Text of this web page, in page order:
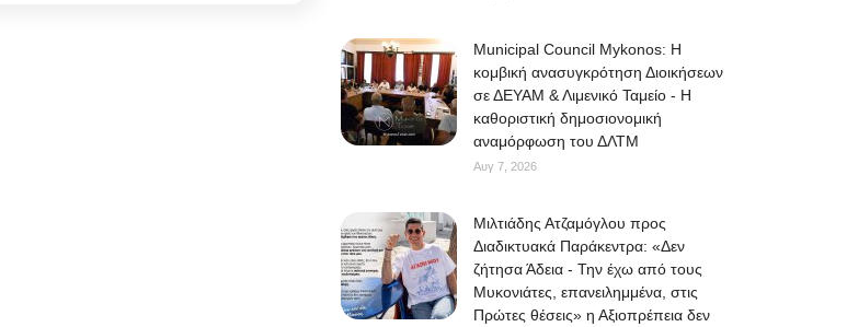
Municipal Council Mykonos: Η
κομβική ανασυγκρότηση Διοικήσεων
σε ΔΕΥΑΜ & Λιμενικό Ταμείο - Η
καθοριστική δημοσιονομική
αναμόρφωση του ΔΛΤΜ
Αυγ 7, 2026
Μιλτιάδης Ατζαμόγλου προς
Διαδικτυακά Παράκεντρα: «Δεν
ζήτησα Άδεια - Την έχω από τους
Μυκονιάτες, επανειλημμένα, στις
Πρώτες θέσεις» η Αξιοπρέπεια δεν